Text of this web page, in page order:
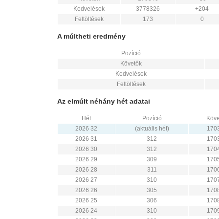
Kedvelések
3778326
+204
Feltöltések
173 0
A múltheti eredmény
Pozíció
Követők
Kedvelések
Feltöltések
Az elmúlt néhány hét adatai
Hét Pozíció
2026 32
(aktuális hét)
2026 31
312
2026 30
312
2026 29
309
2026 28
311
2026 27
310
2026 26
305
2026 25
306
2026 24
310